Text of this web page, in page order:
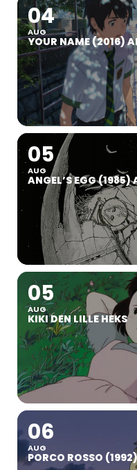
04
AUG
YOUR NAME (2016)
05
AUG
ANGEL’S EGG
05
AUG
KIKI DEN LILLE HEKS
06
AUG
PORCO ROSSO